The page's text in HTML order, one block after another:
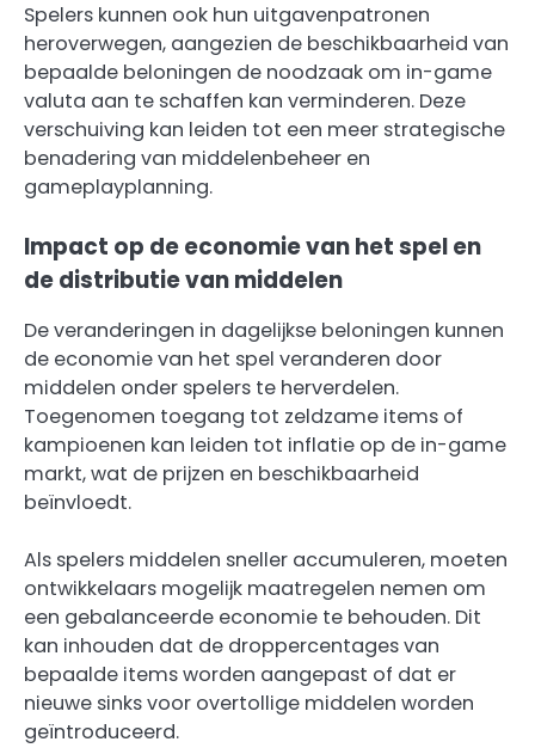
Spelers kunnen ook hun uitgavenpatronen
heroverwegen, aangezien de beschikbaarheid van
bepaalde beloningen de noodzaak om in-game
valuta aan te schaffen kan verminderen. Deze
verschuiving kan leiden tot een meer strategische
benadering van middelenbeheer en
gameplayplanning.
Impact op de economie van het spel en
de distributie van middelen
De veranderingen in dagelijkse beloningen kunnen
de economie van het spel veranderen door
middelen onder spelers te herverdelen.
Toegenomen toegang tot zeldzame items of
kampioenen kan leiden tot inflatie op de in-game
markt, wat de prijzen en beschikbaarheid
beïnvloedt.
Als spelers middelen sneller accumuleren, moeten
ontwikkelaars mogelijk maatregelen nemen om
een gebalanceerde economie te behouden. Dit
kan inhouden dat de droppercentages van
bepaalde items worden aangepast of dat er
nieuwe sinks voor overtollige middelen worden
geïntroduceerd.